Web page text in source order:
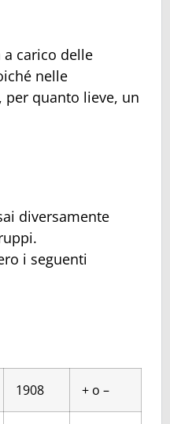
carico delle
nelle
per quanto lieve, un
diversamente
i seguenti
1908 + o –